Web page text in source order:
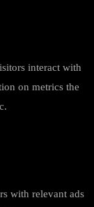
interact with
on metrics the
with relevant ads